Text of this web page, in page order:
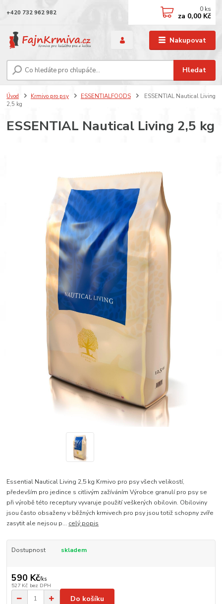
Nakupovat
Hledat
+420 732 962 982 0 ks
za 0,00 Kč
Úvod Krmivo pro psy ESSENTIALFOODS
ESSENTIAL Nautical Living
2,5 kg
ESSENTIAL Nautical Living 2,5 kg
Essential Nautical Living 2,5 kg Krmivo pro psy všech velikostí,
především pro jedince s citlivým zažíváním Výrobce granulí pro psy se
při výrobě této receptury vyvaruje použití veškerých obilovin. Obiloviny
jsou často obsaženy v běžných krmivech pro psy jsou totiž schopny zvíře
zasytit ale nejsou p... celý popis
Dostupnost skladem
590 Kč/ks
527 Kč bez DPH
Do košíku